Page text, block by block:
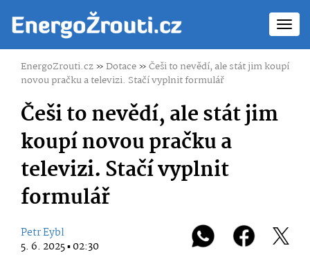
EnergoZrouti.cz»Dotace»Češi to nevědí, ale stát jim koupí
novou pračku a televizi. Stačí vyplnit formulář
Češi to nevědí, ale stát jim
koupí novou pračku a
televizi. Stačí vyplnit
formulář
Petr Eybl
5. 6. 2025 ▪ 02:30